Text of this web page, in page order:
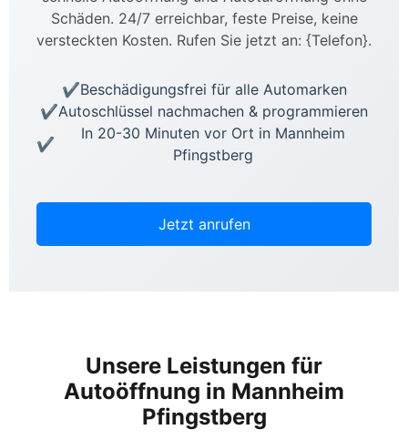
Schäden. 24/7 erreichbar, feste Preise, keine
versteckten Kosten. Rufen Sie jetzt an: {Telefon}.
Beschädigungsfrei für alle Automarken
Autoschlüssel nachmachen & programmieren
In 20-30 Minuten vor Ort in Mannheim
Pfingstberg
Jetzt anrufen
Unsere Leistungen für
Autoöffnung in Mannheim
Pfingstberg